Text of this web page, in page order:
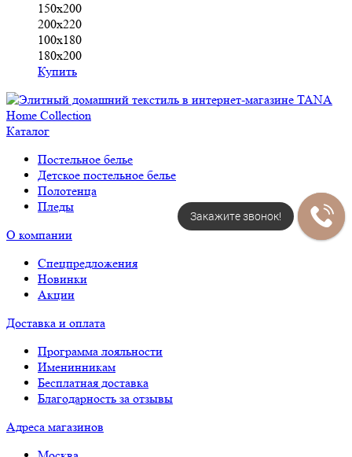
150х200
200х220
100х180
180х200
Купить
Каталог
Постельное белье
Детское постельное белье
Полотенца
Пледы
О компании
Спецпредложения
Новинки
Акции
Доставка и оплата
Программа лояльности
Именинникам
Бесплатная доставка
Благодарность за отзывы
Адреса магазинов
Закажите звонок!